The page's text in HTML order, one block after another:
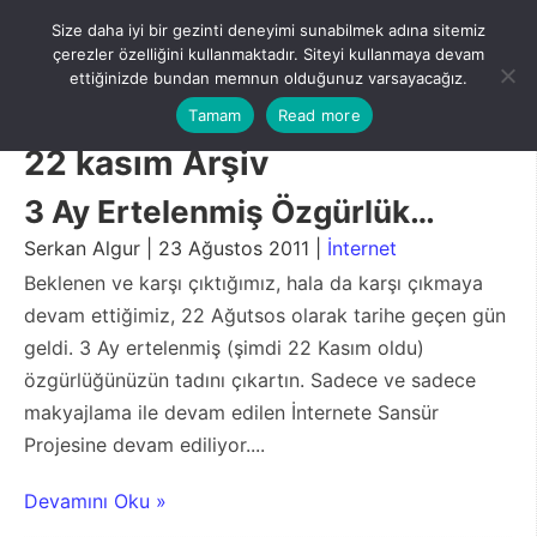
content
Menu
22 kasım Arşiv
3 Ay Ertelenmiş Özgürlük…
Serkan Algur | 23 Ağustos 2011 | İnternet
Beklenen ve karşı çıktığımız, hala da karşı çıkmaya
devam ettiğimiz, 22 Ağutsos olarak tarihe geçen gün
geldi. 3 Ay ertelenmiş (şimdi 22 Kasım oldu)
özgürlüğünüzün tadını çıkartın. Sadece ve sadece
makyajlama ile devam edilen İnternete Sansür
Projesine devam ediliyor....
Devamını Oku »
Size daha iyi bir gezinti deneyimi sunabilmek adına sitemiz
çerezler özelliğini kullanmaktadır. Siteyi kullanmaya devam
ettiğinizde bundan memnun olduğunuz varsayacağız.
Tamam
Read more